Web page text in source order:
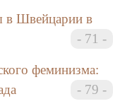
для
вниманию
в Швейцарии в
71
феминизма:
79